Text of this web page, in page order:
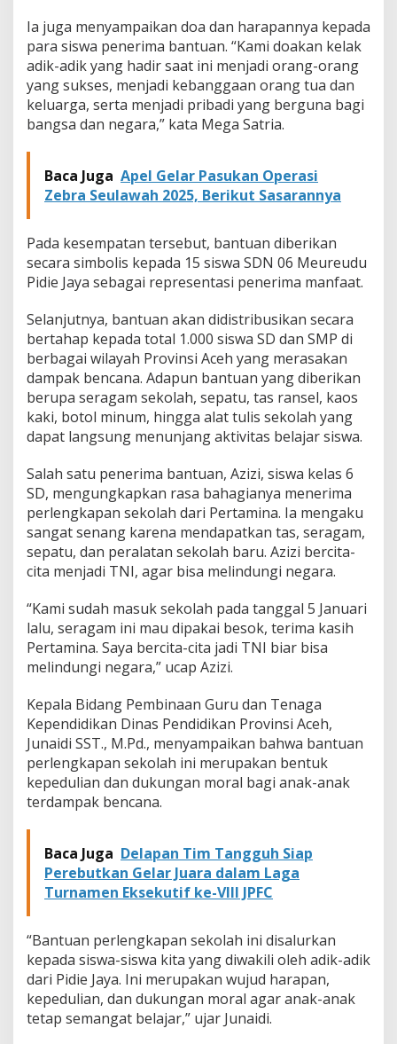
Ia juga menyampaikan doa dan harapannya kepada
para siswa penerima bantuan. “Kami doakan kelak
adik-adik yang hadir saat ini menjadi orang-orang
yang sukses, menjadi kebanggaan orang tua dan
keluarga, serta menjadi pribadi yang berguna bagi
bangsa dan negara,” kata Mega Satria.
Baca Juga Apel Gelar Pasukan Operasi
Zebra Seulawah 2025, Berikut Sasarannya
Pada kesempatan tersebut, bantuan diberikan
secara simbolis kepada 15 siswa SDN 06 Meureudu
Pidie Jaya sebagai representasi penerima manfaat.
Selanjutnya, bantuan akan didistribusikan secara
bertahap kepada total 1.000 siswa SD dan SMP di
berbagai wilayah Provinsi Aceh yang merasakan
dampak bencana. Adapun bantuan yang diberikan
berupa seragam sekolah, sepatu, tas ransel, kaos
kaki, botol minum, hingga alat tulis sekolah yang
dapat langsung menunjang aktivitas belajar siswa.
Salah satu penerima bantuan, Azizi, siswa kelas 6
SD, mengungkapkan rasa bahagianya menerima
perlengkapan sekolah dari Pertamina. Ia mengaku
sangat senang karena mendapatkan tas, seragam,
sepatu, dan peralatan sekolah baru. Azizi bercita-
cita menjadi TNI, agar bisa melindungi negara.
“Kami sudah masuk sekolah pada tanggal 5 Januari
lalu, seragam ini mau dipakai besok, terima kasih
Pertamina. Saya bercita-cita jadi TNI biar bisa
melindungi negara,” ucap Azizi.
Kepala Bidang Pembinaan Guru dan Tenaga
Kependidikan Dinas Pendidikan Provinsi Aceh,
Junaidi SST., M.Pd., menyampaikan bahwa bantuan
perlengkapan sekolah ini merupakan bentuk
kepedulian dan dukungan moral bagi anak-anak
terdampak bencana.
Baca Juga Delapan Tim Tangguh Siap
Perebutkan Gelar Juara dalam Laga
Turnamen Eksekutif ke-VIII JPFC
“Bantuan perlengkapan sekolah ini disalurkan
kepada siswa-siswa kita yang diwakili oleh adik-adik
dari Pidie Jaya. Ini merupakan wujud harapan,
kepedulian, dan dukungan moral agar anak-anak
tetap semangat belajar,” ujar Junaidi.